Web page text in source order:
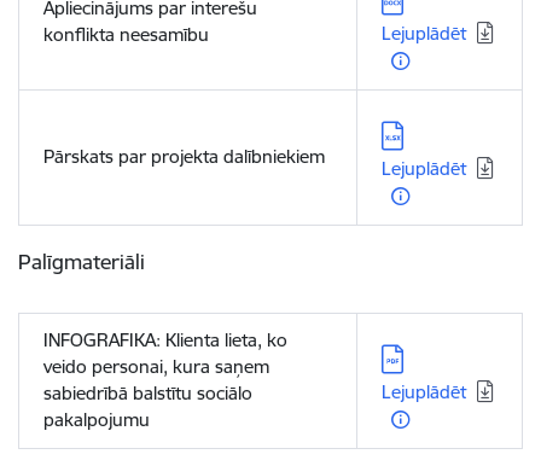
Apliecinājums par interešu
konflikta neesamību
Lejuplādēt
Pārskats par projekta dalībniekiem
Lejupielādēt:
Lejuplādēt
Palīgmateriāli
INFOGRAFIKA: Klienta lieta, ko
veido personai, kura saņem
sabiedrībā balstītu sociālo
pakalpojumu
Lejupielādēt:
Lejuplādēt